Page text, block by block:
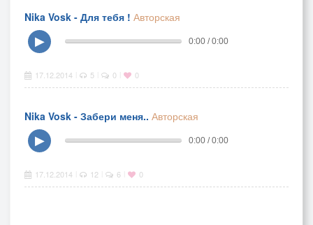
Nika Vosk - Для тебя ! Авторская
▶
0:00 / 0:00
17.12.2014 5 0 0
Nika Vosk - Забери меня.. Авторская
▶
0:00 / 0:00
17.12.2014 12 6 0